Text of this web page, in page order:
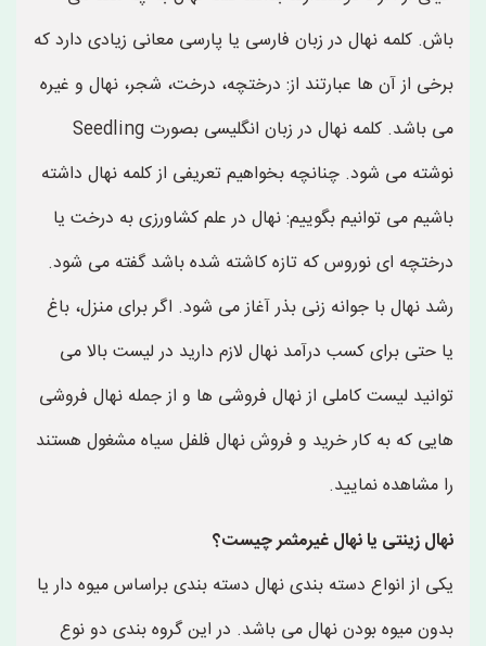
باش. کلمه نهال در زبان فارسی یا پارسی معانی زیادی دارد که
برخی از آن ها عبارتند از: درختچه، درخت، شجر، نهال و غیره
می باشد. کلمه نهال در زبان انگلیسی بصورت Seedling
نوشته می شود. چنانچه بخواهیم تعریفی از کلمه نهال داشته
باشیم می توانیم بگوییم: نهال در علم کشاورزی به درخت یا
درختچه ای نوروس که تازه کاشته شده باشد گفته می شود.
رشد نهال با جوانه زنی بذر آغاز می شود. اگر برای منزل، باغ
یا حتی برای کسب درآمد نهال لازم دارید در لیست بالا می
توانید لیست کاملی از نهال فروشی ها و از جمله نهال فروشی
هایی که به کار خرید و فروش نهال فلفل سیاه مشغول هستند
را مشاهده نمایید.
نهال زینتی یا نهال غیرمثمر چیست؟
یکی از انواع دسته بندی نهال دسته بندی براساس میوه دار یا
بدون میوه بودن نهال می باشد. در این گروه بندی دو نوع